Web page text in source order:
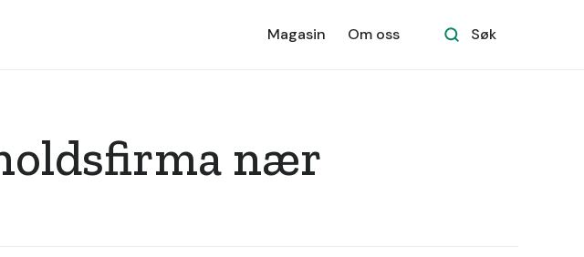
Magasin Om oss Søk
nær